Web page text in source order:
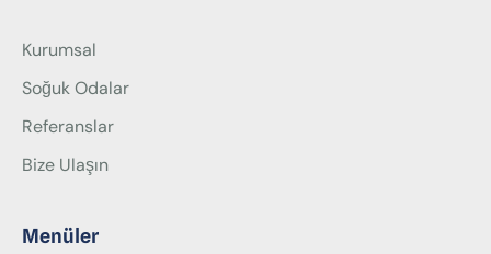
Kurumsal
Soğuk Odalar
Referanslar
Bize Ulaşın
Menüler